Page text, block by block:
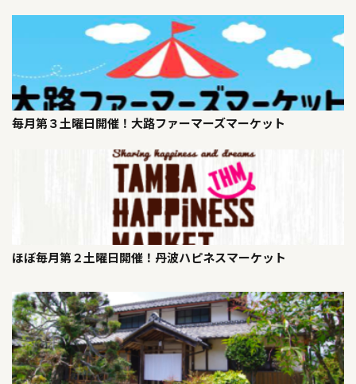
毎月第３土曜日開催！大路ファーマーズマーケット
ほぼ毎月第２土曜日開催！丹波ハピネスマーケット